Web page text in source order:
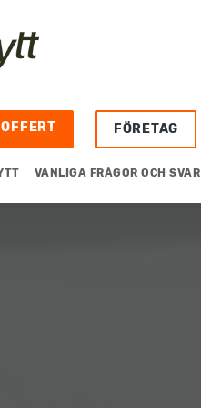
FÖRETAG
VANLIGA FRÅGOR OCH SVAR